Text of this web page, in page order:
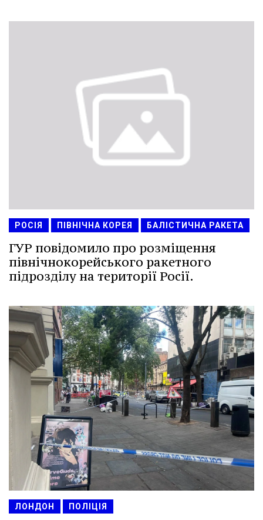
РОСІЯ ПІВНІЧНА КОРЕЯ БАЛІСТИЧНА РАКЕТА
ГУР повідомило про розміщення
північнокорейського ракетного
підрозділу на території Росії.
ЛОНДОН ПОЛІЦІЯ